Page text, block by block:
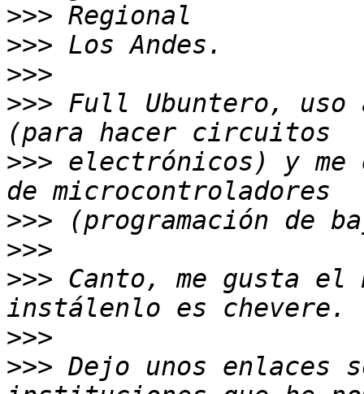
>>>
>>>
>>>
>>> Full Ubuntero, uso
>>> electrónicos) y me
>>>
>>>
>>> Canto, me gusta el
>>>
>>> Dejo unos enlaces